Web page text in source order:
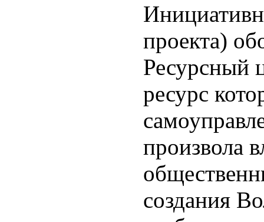
проекта)
Ресурсный
ресурс
произвола
создания